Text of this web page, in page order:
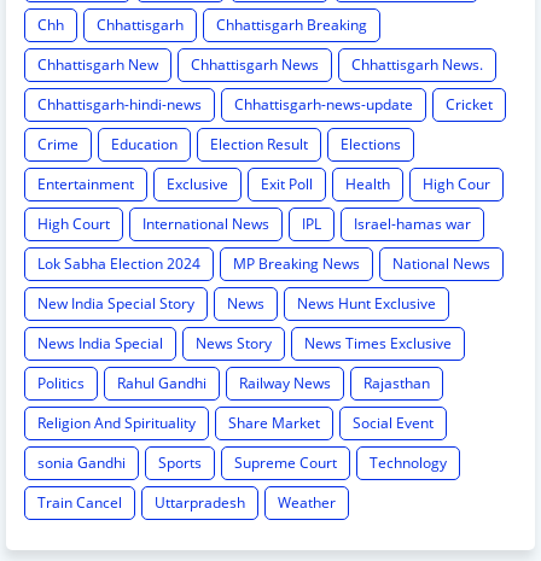
Chh
Chhattisgarh
Chhattisgarh Breaking
Chhattisgarh New
Chhattisgarh News
Chhattisgarh News.
Chhattisgarh-hindi-news
Chhattisgarh-news-update
Cricket
Crime
Education Election Result
Elections
Entertainment
Exclusive Exit Poll Health
High Cour
High Court
International News IPL
Israel-hamas war
Lok Sabha Election 2024
MP Breaking News
National News
New India Special Story
News
News Hunt Exclusive
News India Special
News Story
News Times Exclusive
Politics
Rahul Gandhi Railway News
Rajasthan
Religion And Spirituality
Share Market
Social Event
sonia Gandhi
Sports Supreme Court
Technology
Train Cancel
Uttarpradesh Weather